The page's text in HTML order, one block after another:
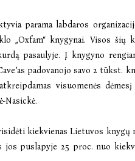
parama labdaros
„Oxfam“ knygynai. Visos šių
pasaulyje. Į knygyno
padovanojo savo 2 tūkst.
visuomenės
Nasickė.
kiekvienas Lietuvos knygų
puslapyje 25 proc. nuo